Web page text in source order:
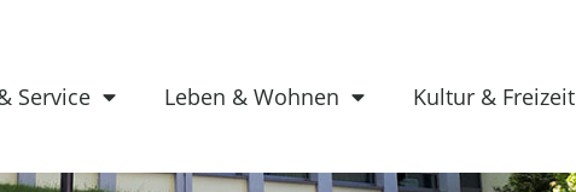
Service Leben & Wohnen Kultur & Freizeit